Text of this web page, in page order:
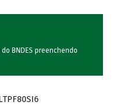
BNDES preenchendo